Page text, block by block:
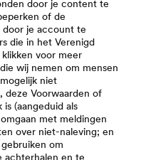
door je content te
of de
je account te
die in het Verenigd
klikken voor meer
wij nemen om mensen
niet
, deze Voorwaarden of
(aangeduid als
met meldingen
over niet-naleving; en
om
achterhalen en te